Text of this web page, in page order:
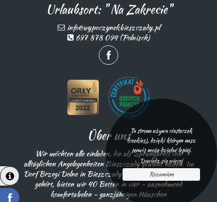
Urlaubsort: " Na Zakrecie"
info@wypoczynekbieszczady.pl
697 878 094 (Polnisch)
Über uns
Wir möchten alle einladen, die als Sprungbrett von
alltäglichen Angelegenheiten Bieszczady gewählt haben. Im
Dorf Brzegi Dolne in Bieszczady / das zu Ustrzyki Dolne
gehört, bieten wir 40 Betten in vier – ausnehmend
komfortabelen - ganzjährigen Häuschen
Ta strona używa ciasteczek
(cookies), dzięki którym nasz
serwis może działać lepiej.
Dowiedz się więcej
Rozumiem